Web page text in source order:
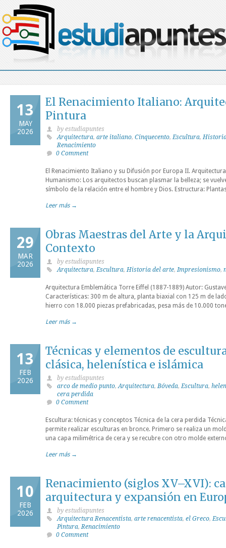
13
MAY
2026
El Renacimiento Italiano:
Pintura
by estudiapuntes
Arquitectura, arte italiano, Cinquecento,Escultura,
Renacimiento
0 Comment
El Renacimiento Italiano y su Difusión por Europa II.
Humanismo: Los arquitectos buscan plasmar la belleza; se
símbolo de la relación entre el hombre y Dios. Estructura:
Leer más →
29
MAR
2026
Obras Maestras del Arte y la
Contexto
by estudiapuntes
Arquitectura,Escultura,Historia del arte,Impresionismo,
Arquitectura Emblemática Torre Eiffel (1887-1889) Autor:
Características: 300 m de altura, planta biaxial con 125 m de
hierro con 18.000 piezas prefabricadas, pesa más de 10.000
Leer más →
13
FEB
2026
Técnicas y elementos de
clásica, helenística e islámica
by estudiapuntes
arco de medio punto,Arquitectura,Bóveda,Escultura,
cera perdida
0 Comment
Escultura: técnicas y conceptos Técnica de la cera perdida
permite realizar esculturas en bronce. Primero se realiza un
una capa milimétrica de cera y se recubre con otro molde
Leer más →
10
FEB
2026
Renacimiento (siglos XV–XVI):
arquitectura y expansión en
by estudiapuntes
Arquitectura Renacentista, arte renacentista, el Greco,
Pìntura,Renacimiento
0 Comment